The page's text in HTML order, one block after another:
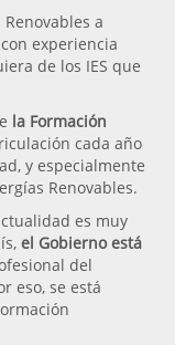
a
experiencia
de los IES que
la Formación
cada año
y especialmente
Renovables.
es muy
el Gobierno está
del
eso, se está